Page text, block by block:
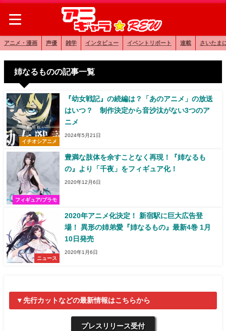
アニメ・漫画 声優 雑学 インタビュー イベントリポート 連載 さいたま
姉なるものの記事一覧
イチオシアニメ
『幼女戦記』の続編は？「あのアニメ」の放送
はいつ？ 制作決定から音沙汰がない3つのア
ニメ
2024年5月21日
フィギュア/プラモ
豊満な肢体を余すことなく再現！『姉なるも
の』より「千夜」をフィギュア化！
2020年12月6日
ニュース
2020年アニメ化決定！ 新宿駅に巨大広告登
場！ 異形の姉弟愛『姉なるもの』最新4巻 1月
10日発売
2020年1月6日
▼先行カットなどの最新情報はこちらから
プレスリリース受付